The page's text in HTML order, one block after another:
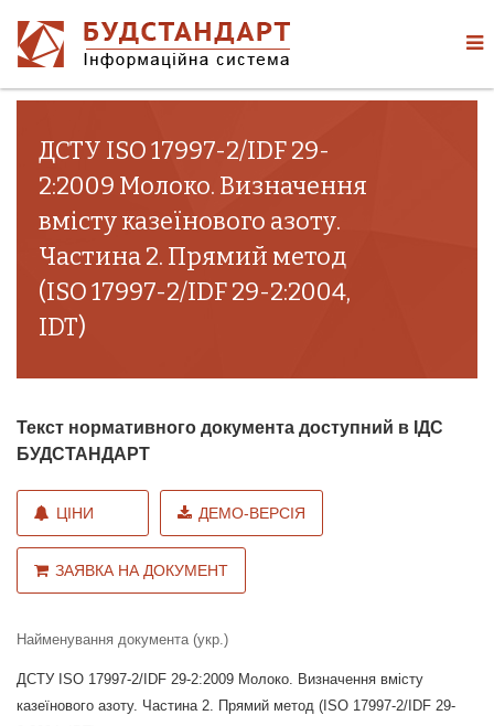
ДСТУ ISO 17997-2/IDF 29-
2:2009 Молоко. Визначення
вмісту казеїнового азоту.
Частина 2. Прямий метод
(ISO 17997-2/IDF 29-2:2004,
IDT)
Текст нормативного документа доступний в ІДС
БУДСТАНДАРТ
ЦІНИ ДЕМО-ВЕРСІЯ
ЗАЯВКА НА ДОКУМЕНТ
Найменування документа (укр.)
ДСТУ ISO 17997-2/IDF 29-2:2009 Молоко. Визначення вмісту
казеїнового азоту. Частина 2. Прямий метод (ISO 17997-2/IDF 29-